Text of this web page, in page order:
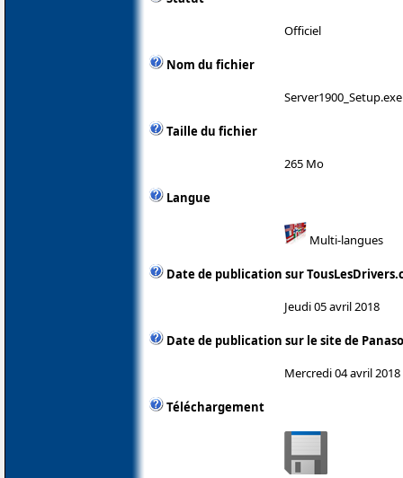
Officiel
Nom du fichier
Server1900_Setup.exe
Taille du fichier
265 Mo
Langue
Multi-langues
Date de publication sur
Jeudi 05 avril 2018
Date de publication sur le site de
Mercredi 04 avril 2018
Téléchargement